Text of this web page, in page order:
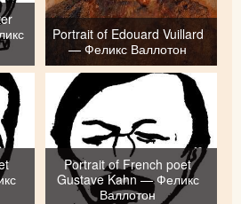
Portrait of Edouard Vuillard
— Феликс Валлотон
Portrait of French poet
Gustave Kahn — Феликс
Валлотон